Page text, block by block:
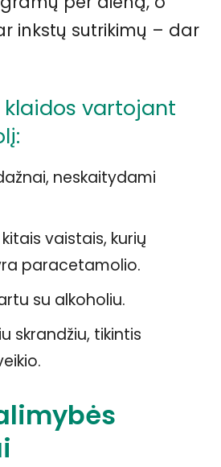
inkstų sutrikimų – dar
klaidos vartojant
neskaitydami
vaistais, kurių
paracetamolio.
su alkoholiu.
skrandžiu, tikintis